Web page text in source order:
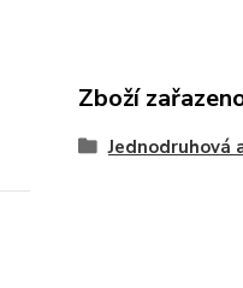
Zboží
Jednodruhová